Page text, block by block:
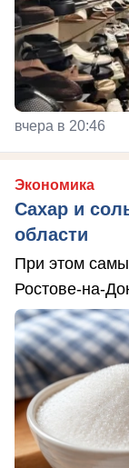
вчера в 20:46
Экономика
Сахар и
области
При этом
Ростове-на-